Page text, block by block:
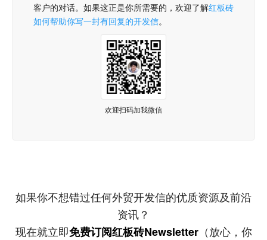
客户的对话。如果这正是你所需要的，欢迎了解红板砖
如何帮助你写一封有回复的开发信。
欢迎扫码加我微信
如果你不想错过任何外贸开发信的优质资源及前沿
资讯？
现在就立即免费订阅红板砖Newsletter（放心，你